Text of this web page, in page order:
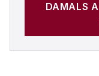
DAMALS